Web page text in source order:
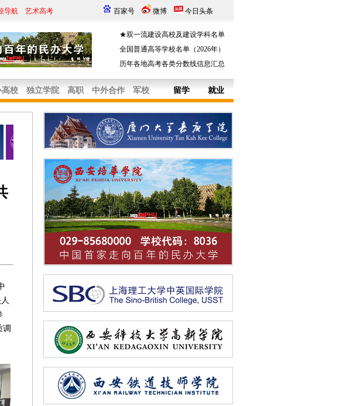
导航 艺术高考 百家号 微博 今日头条
★双一流建设高校及建设学科名单
全国普通高等学校名单（2026年）
历年各地高考各类分数线信息汇总
高校 独立学院 高职 中外合作 军校 留学 就业
调